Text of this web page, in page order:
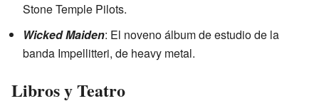
Stone Temple Pilots.
Wicked Maiden: El noveno álbum de estudio de la
banda Impellitteri, de heavy metal.
Libros y Teatro